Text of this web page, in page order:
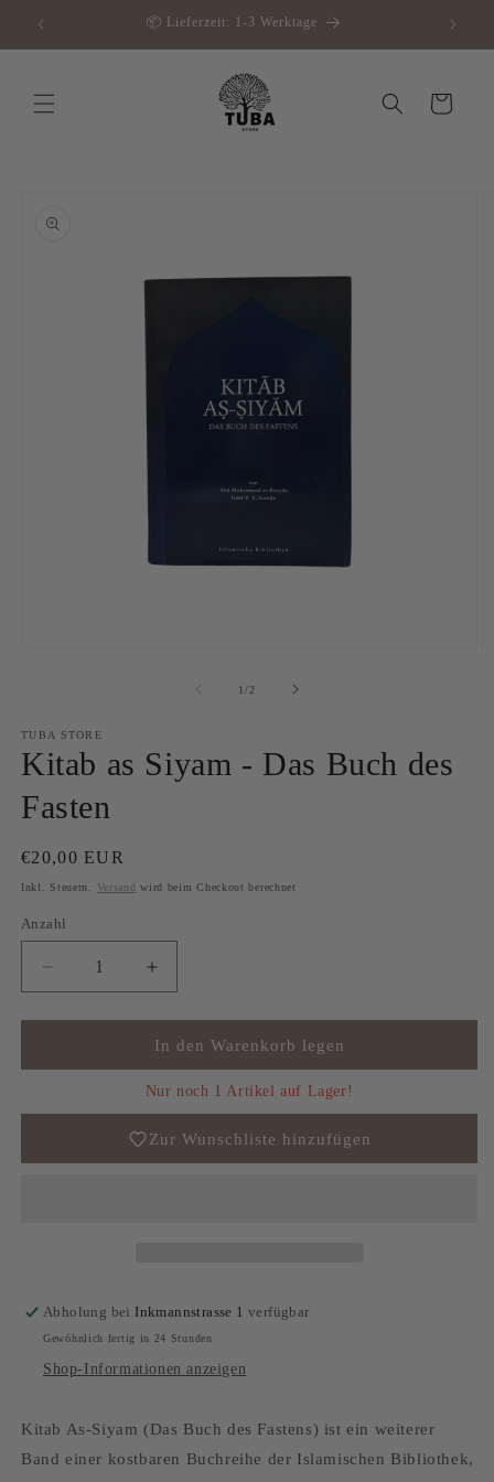
zum
📦 Lieferzeit: 1-3 Werktage
Warenkorb
1/von
2
TUBA STORE
Kitab as Siyam - Das Buch des
Fasten
Normaler
Preis
€20,00 EUR
Inkl. Steuern. Versand wird beim Checkout berechnet
Anzahl
Anzahl
Verringere
die
Menge
Kitab
Siyam
Das
Erhöhe
die
Menge
für
Kitab
as
Siyam
-
Das
In den Warenkorb legen
Nur noch 1 Artikel auf Lager!
Zur Wunschliste hinzufügen
Abholung bei Inkmannstrasse 1 verfügbar
Gewöhnlich fertig in 24 Stunden
Shop-Informationen anzeigen
Kitab As-Siyam (Das Buch des Fastens) ist ein weiterer
Band einer kostbaren Buchreihe der Islamischen Bibliothek,